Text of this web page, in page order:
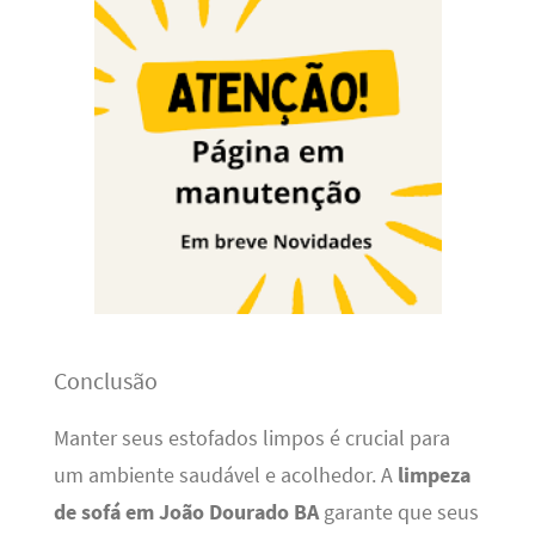
Conclusão
Manter seus estofados limpos é crucial para
um ambiente saudável e acolhedor. A limpeza
de sofá em João Dourado BAgarante que seus